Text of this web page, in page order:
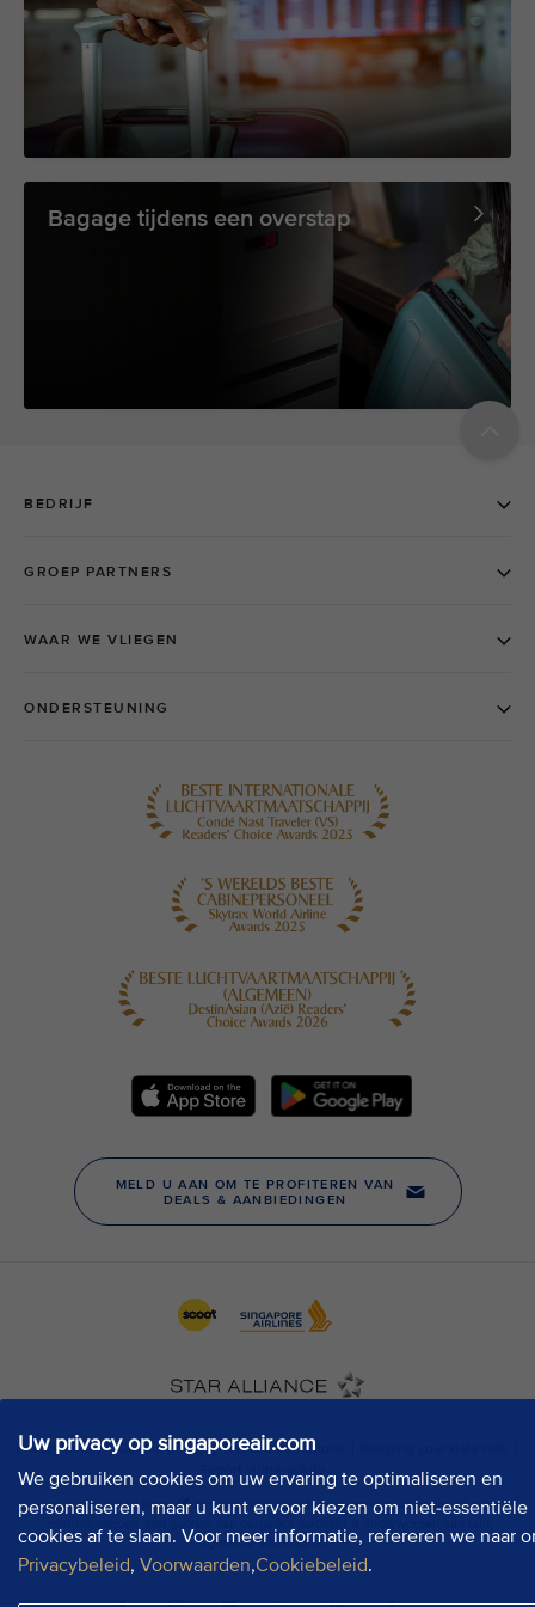
Uw privacy op singaporeair.com
We gebruiken cookies om uw ervaring te optimaliseren en
personaliseren, maar u kunt ervoor kiezen om niet-essentiële
cookies af te slaan. Voor meer informatie, refereren we naar
Privacybeleid, Voorwaarden,Cookiebeleid.
Bagage tijdens een overstap